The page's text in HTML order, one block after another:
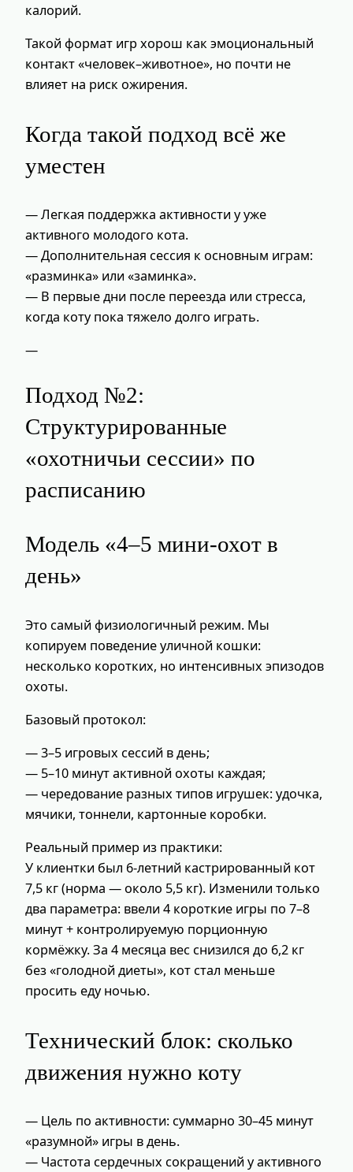
калорий.
Такой формат игр хорош как эмоциональный
контакт «человек–животное», но почти не
влияет на риск ожирения.
Когда такой подход всё же
уместен
— Легкая поддержка активности у уже
активного молодого кота.
— Дополнительная сессия к основным играм:
«разминка» или «заминка».
— В первые дни после переезда или стресса,
когда коту пока тяжело долго играть.
—
Подход №2:
Структурированные
«охотничьи сессии» по
расписанию
Модель «4–5 мини‑охот в
день»
Это самый физиологичный режим. Мы
копируем поведение уличной кошки:
несколько коротких, но интенсивных эпизодов
охоты.
Базовый протокол:
— 3–5 игровых сессий в день;
— 5–10 минут активной охоты каждая;
— чередование разных типов игрушек: удочка,
мячики, тоннели, картонные коробки.
Реальный пример из практики:
У клиентки был 6‑летний кастрированный кот
7,5 кг (норма — около 5,5 кг). Изменили только
два параметра: ввели 4 короткие игры по 7–8
минут + контролируемую порционную
кормёжку. За 4 месяца вес снизился до 6,2 кг
без «голодной диеты», кот стал меньше
просить еду ночью.
Технический блок: сколько
движения нужно коту
— Цель по активности: суммарно 30–45 минут
«разумной» игры в день.
— Частота сердечных сокращений у активного